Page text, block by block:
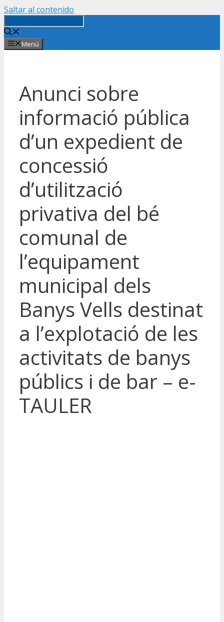
Saltar al contenido
Menú
Anunci sobre
informació pública
d’un expedient de
concessió
d’utilització
privativa del bé
comunal de
l’equipament
municipal dels
Banys Vells destinat
a l’explotació de les
activitats de banys
públics i de bar – e-
TAULER